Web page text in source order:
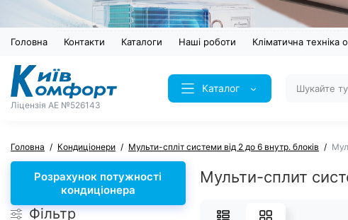
Головна Контакти Каталоги Наші роботи Кліматична техніка
Ліцензія AE №526143
Каталог
Головна Кондиціонери Мульти-спліт системи від 2 до 6 внутр. блоків
Розрахунок потужності
кондиціонера
Фільтр
Мульти-сплит